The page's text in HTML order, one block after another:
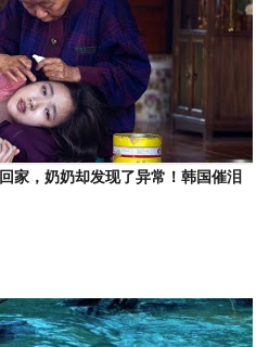
家，奶奶却发现了异常！韩国催泪